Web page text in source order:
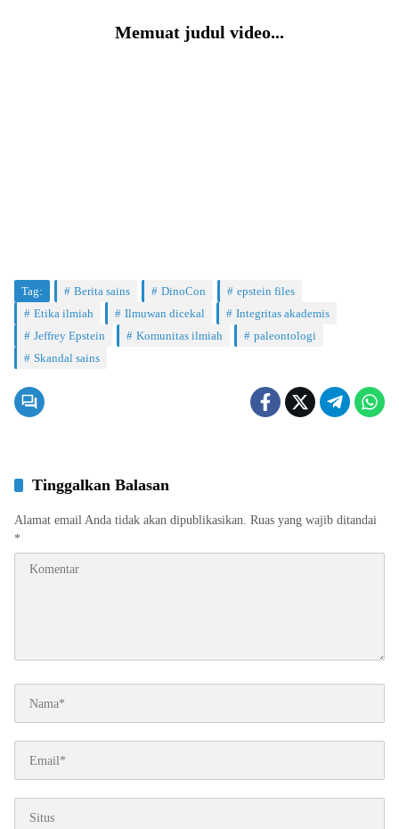
Memuat judul video...
Tag: Berita sains DinoCon
epstein files
Etika ilmiah
Ilmuwan dicekal
Integritas akademis
Jeffrey Epstein
Komunitas ilmiah
paleontologi
Skandal sains
Tinggalkan Balasan
Alamat email Anda tidak akan dipublikasikan. Ruas yang wajib ditandai
*